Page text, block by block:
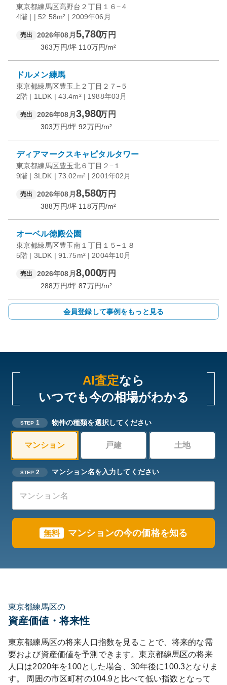
東京都練馬区高野台２丁目１６−４
4階 | | 52.58m² | 2009年06月
売出 2026年08月 5,780万円
363万円/坪 110万円/m²
ドルメン練馬
東京都練馬区豊玉上２丁目２７−５
2階 | 1LDK | 43.4m² | 1988年03月
売出 2026年08月 3,980万円
303万円/坪 92万円/m²
ディアマークスキャピタルタワー
東京都練馬区豊玉北６丁目２−１
9階 | 3LDK | 73.02m² | 2001年02月
売出 2026年08月 8,580万円
388万円/坪 118万円/m²
オーベル徳殿公園
東京都練馬区豊玉南１丁目１５−１８
5階 | 3LDK | 91.75m² | 2004年10月
売出 2026年08月 8,000万円
288万円/坪 87万円/m²
会員登録して事例をもっと見る
AI査定なら
いつでも今の相場がわかる
STEP 1 物件の種類を選択してください
マンション 戸建 土地
STEP 2 マンション名を入力してください
無料 マンションの今の価格を知る
東京都練馬区の
資産価値・将来性
東京都練馬区の将来人口指数を見ることで、将来的な需
要および資産価値を予測できます。東京都練馬区の将来
人口は2020年を100とした場合、30年後に100.3となりま
す。
周囲の市区町村の104.9と比べて低い指数となって